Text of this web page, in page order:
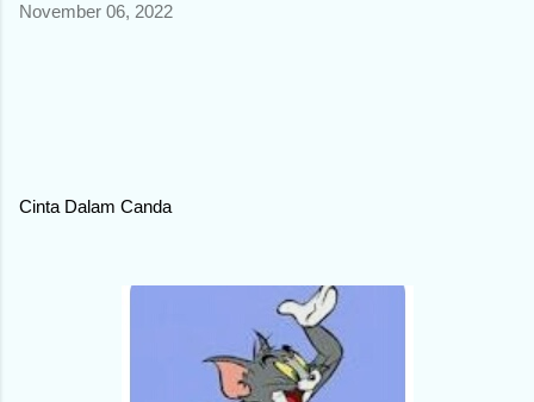
November 06, 2022
Cinta Dalam Canda